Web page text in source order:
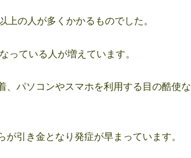
の人が多くかかるものでした。
っている人が増えています。
、パソコンやスマホを利用する目の酷使な
引き金となり発症が早まっています。